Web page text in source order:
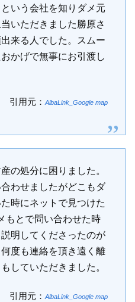
いう会社を知りダメ元
いただきました勝原さ
来る人でした。スムー
かげで無事にお引渡し
引用元：AlbaLink_Google map
の処分に困りました。
わせましたがどこもダ
時にネットで見つけた
もとで問い合わせた時
明してくださったのが
度も連絡を頂き遠く離
していただきました。
引用元：AlbaLink_Google map